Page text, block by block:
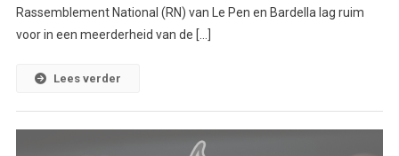
Rassemblement National (RN) van Le Pen en Bardella lag ruim
voor in een meerderheid van de […]
Lees verder